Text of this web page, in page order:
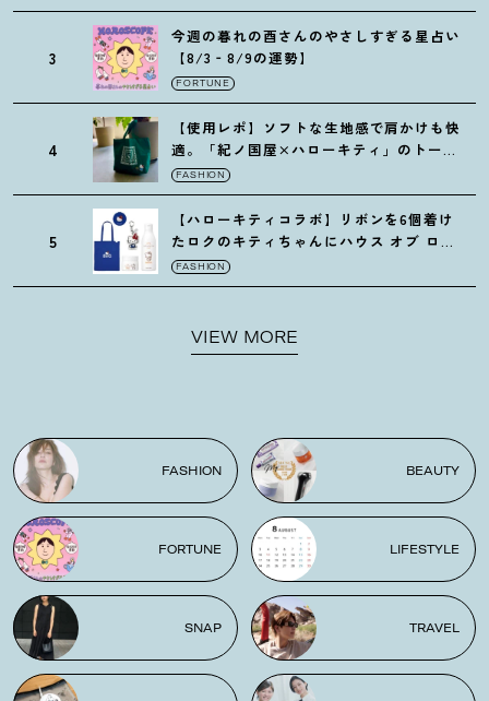
3
今週の暮れの酉さんのやさしすぎる星占い
【8/3‐8/9の運勢】
FORTUNE
4
【使用レポ】ソフトな生地感で肩かけも快
適。「紀ノ国屋×ハローキティ」のトート
がガシガシ使えて最高です
FASHION
5
【ハローキティコラボ】リボンを6個着け
たロクのキティちゃんにハウス オブ ロー
ゼの限定パケも
FASHION
VIEW MORE
FASHION BEAUTY
FORTUNE LIFESTYLE
SNAP TRAVEL